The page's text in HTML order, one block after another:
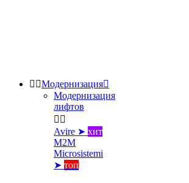
 Модернизация
Модернизация
лифтов
 
Avire ➤ хит
M2M
Microsistemi
➤ топ